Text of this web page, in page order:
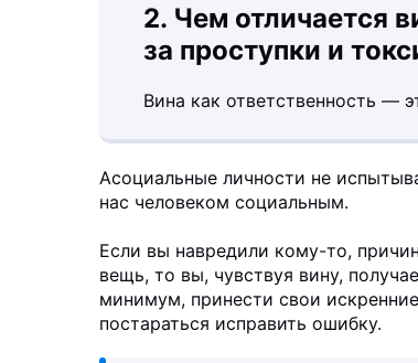
2. Чем отличается
за проступки и
Вина как ответственность —
Асоциальные личности не
нас человеком социальным.
Если вы навредили кому-то,
вещь, то вы, чувствуя вину,
минимум, принести свои
постараться исправить ошибку.